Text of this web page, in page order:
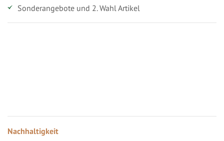
Sonderangebote und 2. Wahl Artikel
Nachhaltigkeit